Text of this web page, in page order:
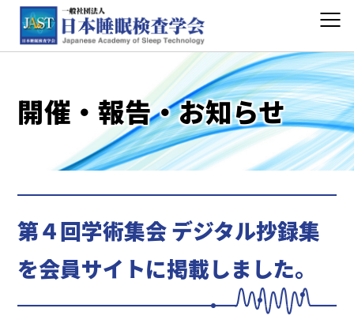
開催・報告・お知らせ
第４回学術集会 デジタル抄録集
を会員サイトに掲載しました。